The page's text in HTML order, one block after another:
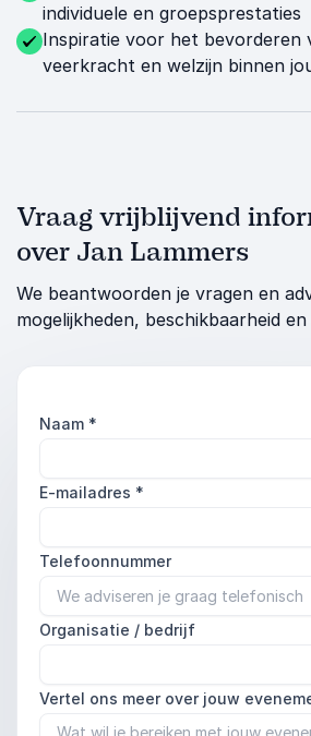
individuele en groepsprestaties
Inspiratie voor het bevorderen
veerkracht en welzijn binnen
Vraag vrijblijvend
over Jan Lammers
We beantwoorden je vragen en
mogelijkheden, beschikbaarheid
Naam *
E-mailadres *
Telefoonnummer
Organisatie / bedrijf
Vertel ons meer over jouw